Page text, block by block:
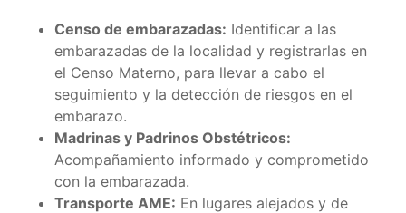
Censo de embarazadas: Identificar a las
embarazadas de la localidad y registrarlas en
el Censo Materno, para llevar a cabo el
seguimiento y la detección de riesgos en el
embarazo.
Madrinas y Padrinos Obstétricos:
Acompañamiento informado y comprometido
con la embarazada.
Transporte AME: En lugares alejados y de